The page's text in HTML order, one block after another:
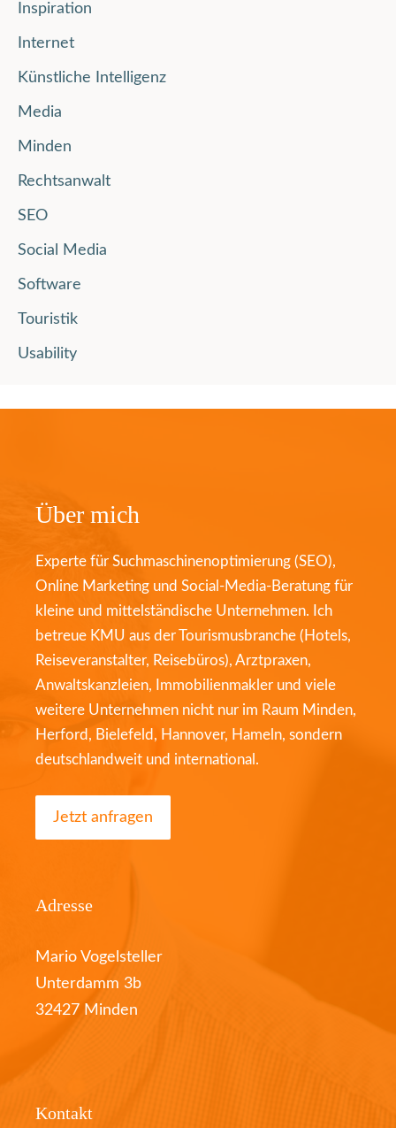
Inspiration
Internet
Künstliche Intelligenz
Media
Minden
Rechtsanwalt
SEO
Social Media
Software
Touristik
Usability
Über mich
Experte für Suchmaschinenoptimierung (SEO),
Online Marketing und Social-Media-Beratung für
kleine und mittelständische Unternehmen. Ich
betreue KMU aus der Tourismusbranche (Hotels,
Reiseveranstalter, Reisebüros), Arztpraxen,
Anwaltskanzleien, Immobilienmakler und viele
weitere Unternehmen nicht nur im Raum Minden,
Herford, Bielefeld, Hannover, Hameln, sondern
deutschlandweit und international.
Jetzt anfragen
Adresse
Mario Vogelsteller
Unterdamm 3b
32427 Minden
Kontakt